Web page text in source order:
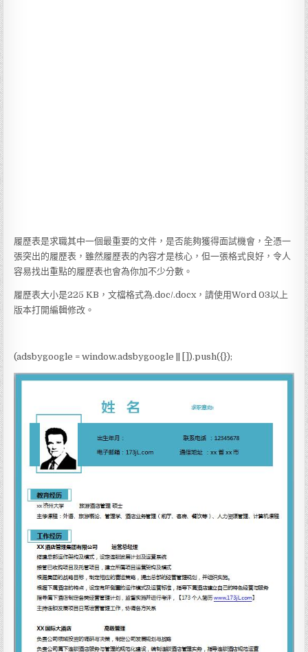
履歷表是求職其中一個最重要的文件，是否能夠獲得面試機會，全憑一
張突出的履歷表，雖然履歷表的內容才是核心，但一張格式良好，令人
容易找出重點的履歷表也會為你加不少分數。
履歷表大小是225 KB，文檔格式為.doc/.docx，請使用Word 03以上
版本打開編輯修改。
(adsbygoogle = window.adsbygoogle || []).push({});